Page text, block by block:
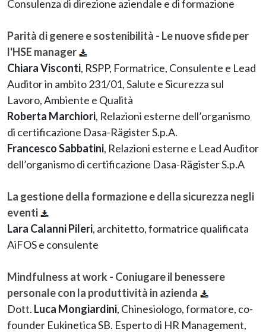
Consulenza di direzione aziendale e di formazione
Parità di genere e sostenibilità - Le nuove sfide per
l'HSE manager
Chiara Visconti, RSPP, Formatrice, Consulente e Lead
Auditor in ambito 231/01, Salute e Sicurezza sul
Lavoro, Ambiente e Qualità
Roberta Marchiori, Relazioni esterne dell’organismo
di certificazione Dasa-Rägister S.p.A.
Francesco Sabbatini, Relazioni esterne e Lead Auditor
dell’organismo di certificazione Dasa-Rägister S.p.A
La gestione della formazione e della sicurezza negli
eventi
Lara Calanni Pileri, architetto, formatrice qualificata
AiFOS e consulente
Mindfulness at work - Coniugare il benessere
personale con la produttività in azienda
Dott. Luca Mongiardini, Chinesiologo, formatore, co-
founder Eukinetica SB. Esperto di HR Management,